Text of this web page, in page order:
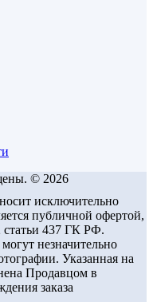
© 2026
исключительно
публичной офертой,
статьи 437 ГК РФ.
незначительно
Указанная на
Продавцом в
заказа